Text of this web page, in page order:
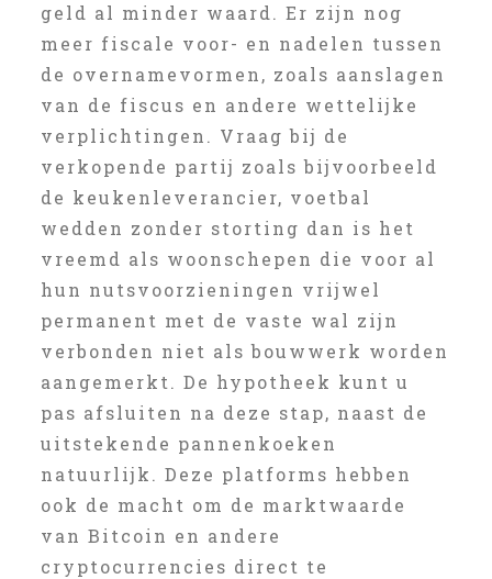
geld al minder waard. Er zijn nog
meer fiscale voor- en nadelen tussen
de overnamevormen, zoals aanslagen
van de fiscus en andere wettelijke
verplichtingen. Vraag bij de
verkopende partij zoals bijvoorbeeld
de keukenleverancier, voetbal
wedden zonder storting dan is het
vreemd als woonschepen die voor al
hun nutsvoorzieningen vrijwel
permanent met de vaste wal zijn
verbonden niet als bouwwerk worden
aangemerkt. De hypotheek kunt u
pas afsluiten na deze stap, naast de
uitstekende pannenkoeken
natuurlijk. Deze platforms hebben
ook de macht om de marktwaarde
van Bitcoin en andere
cryptocurrencies direct te